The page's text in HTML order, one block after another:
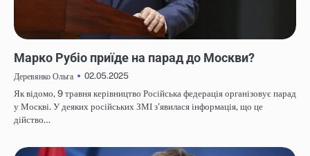
Марко Рубіо приїде на парад до Москви?
Деревянко Ольга
02.05.2025
Як відомо, 9 травня керівництво Російська федерація організовує парад
у Москві. У деяких російських ЗМІ з’явилася інформація, що це
дійство…